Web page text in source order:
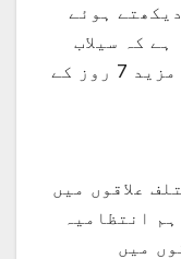
ہوئے
کہ سیلاب
سے متاثرہ علاقوں کے 74 سکول مزید 7 روز کے
علاقوں میں
انتظامیہ
میں